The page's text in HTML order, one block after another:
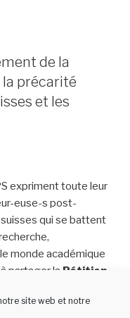
site web et notre
de la
précarité
et les
expriment toute leur
euse-s post-
qui se battent
monde académique
partager la Pétition
à l’Assemblée